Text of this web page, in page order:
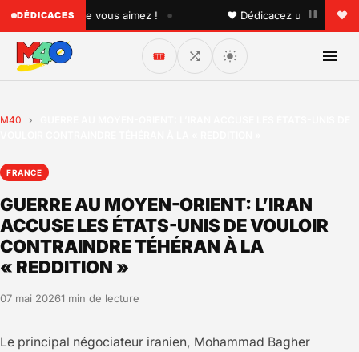
DÉDICACESque vous aimez ! • ♥ Dédicacez un titre à vos
🎟️
M40 ›
FRANCE
GUERRE AU MOYEN-ORIENT: L’IRAN
ACCUSE LES ÉTATS-UNIS DE VOULOIR
CONTRAINDRE TÉHÉRAN À LA
« REDDITION »
07 mai 20261 min de lecture
Le principal négociateur iranien, Mohammad Bagher